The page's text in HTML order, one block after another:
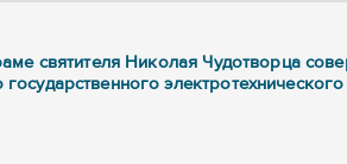
святителя Николая Чудотворца
государственного